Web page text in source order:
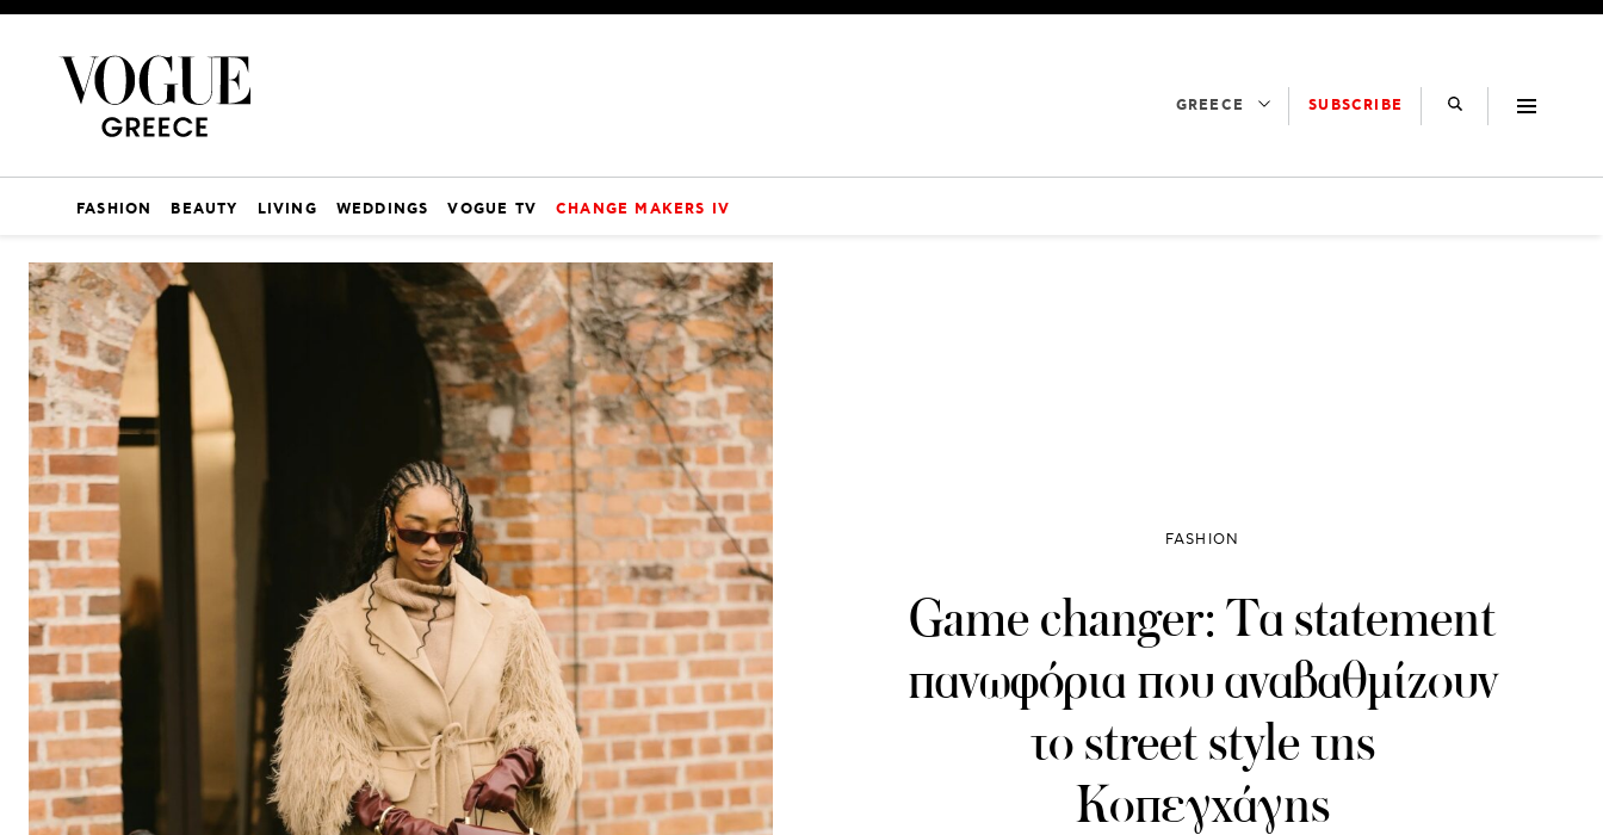
GREECE SUBSCRIBE
FASHION BEAUTY LIVING WEDDINGS VOGUE TV CHANGE MAKERS IV
FASHION
Game changer: Τα statement
πανωφόρια που αναβαθμίζουν
το street style της
Κοπεγχάγης